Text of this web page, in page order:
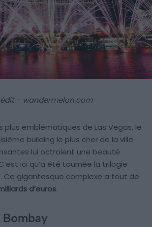
– wandermelon.com
plus emblématiques de Las Vegas, le
building le plus cher de la ville.
lui octroient une beauté
ici qu’a été tournée la trilogie
Ce gigantesque complexe a tout de
d’euros.
Bombay